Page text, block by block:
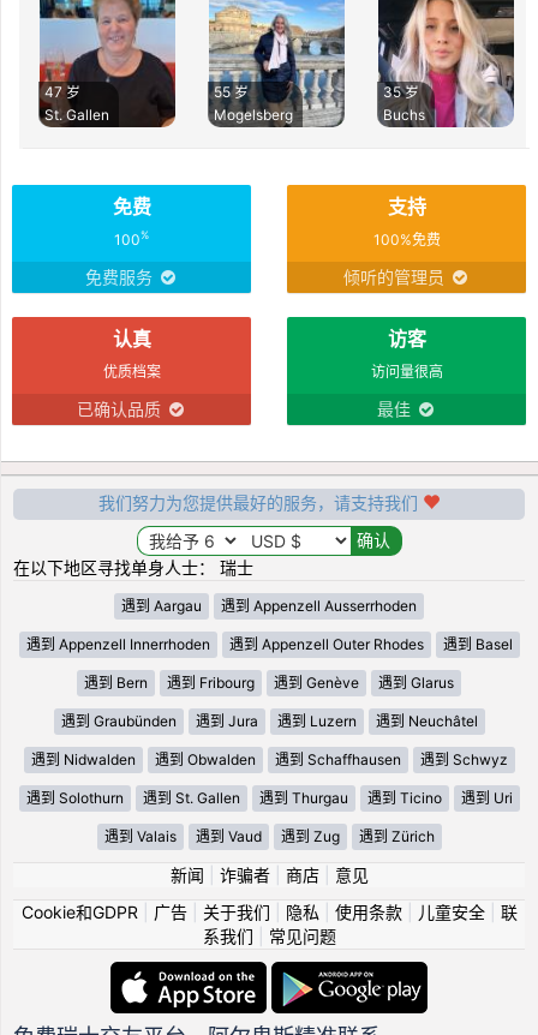
47 岁
St. Gallen
55 岁
Mogelsberg
35 岁
Buchs
免费
100%
免费服务
支持
100%免费
倾听的管理员
认真
优质档案
已确认品质
访客
访问量很高
最佳
我们努力为您提供最好的服务，请支持我们
在以下地区寻找单身人士： 瑞士
遇到 Aargau 遇到 Appenzell Ausserrhoden
遇到 Appenzell Innerrhoden 遇到 Appenzell Outer Rhodes 遇到 Basel
遇到 Bern 遇到 Fribourg 遇到 Genève 遇到 Glarus
遇到 Graubünden 遇到 Jura 遇到 Luzern 遇到 Neuchâtel
遇到 Nidwalden 遇到 Obwalden 遇到 Schaffhausen 遇到 Schwyz
遇到 Solothurn 遇到 St. Gallen 遇到 Thurgau 遇到 Ticino 遇到 Uri
遇到 Valais 遇到 Vaud 遇到 Zug 遇到 Zürich
新闻 诈骗者| 商店| 意见
Cookie和GDPR
广告| 关于我们 隐私 使用条款| 儿童安全| 联
系我们
常见问题